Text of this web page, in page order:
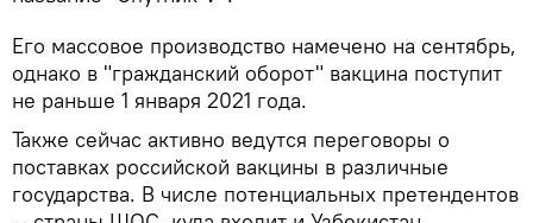
Его массовое производство намечено на сентябрь,
однако в "гражданский оборот" вакцина поступит
не раньше 1 января 2021 года.
Также сейчас активно ведутся переговоры о
поставках российской вакцины в различные
государства. В числе потенциальных претендентов